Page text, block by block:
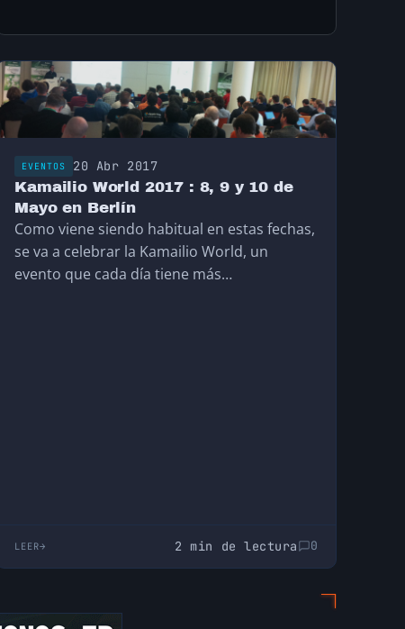
EVENTOS 20 Abr 2017
Kamailio World 2017 : 8, 9 y 10 de
Mayo en Berlín
Como viene siendo habitual en estas fechas,
se va a celebrar la Kamailio World, un
evento que cada día tiene más
LEER 2 min de lectura 0